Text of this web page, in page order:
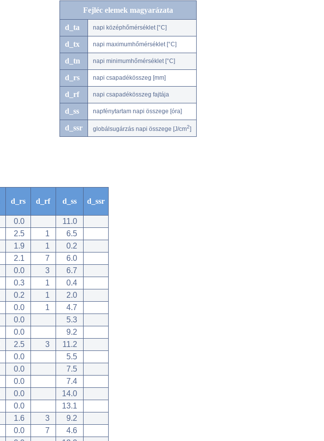
Fejléc elemek magyarázata
d_ta napi középhőmérséklet [°C]
d_tx napi maximumhőmérséklet [°C]
d_tn napi minimumhőmérséklet [°C]
d_rs napi csapadékösszeg [mm]
d_rf napi csapadékösszeg fajtája
d_ss napfénytartam napi összege [óra]
d_ssr globálsugárzás napi összege [J/cm2]
d_rs d_rf d_ss d_ssr
0.0
11.0
2.5 1
6.5
1.9 1
0.2
2.1 7
6.0
0.0 3
6.7
0.3 1
0.4
0.2 1
2.0
0.0 1
4.7
0.0
5.3
0.0
9.2
2.5 3
11.2
0.0
5.5
0.0
7.5
0.0
7.4
0.0
14.0
0.0
13.1
1.6 3
9.2
0.0 7
4.6